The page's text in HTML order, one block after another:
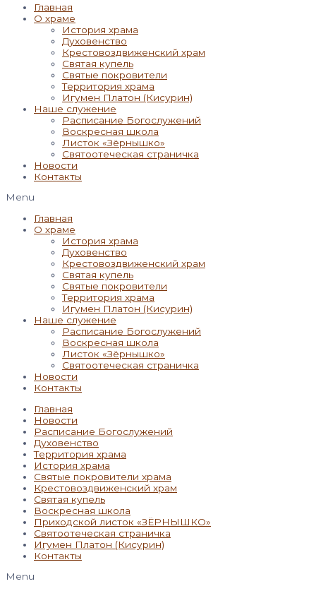
Главная
О храме
История храма
Духовенство
Крестовоздвиженский храм
Святая купель
Святые покровители
Территория храма
Игумен Платон (Кисурин)
Наше служение
Расписание Богослужений
Воскресная школа
Листок «Зёрнышко»
Святоотеческая страничка
Новости
Контакты
Menu
Главная
О храме
История храма
Духовенство
Крестовоздвиженский храм
Святая купель
Святые покровители
Территория храма
Игумен Платон (Кисурин)
Наше служение
Расписание Богослужений
Воскресная школа
Листок «Зёрнышко»
Святоотеческая страничка
Новости
Контакты
Главная
Новости
Расписание Богослужений
Духовенство
Территория храма
История храма
Святые покровители храма
Крестовоздвиженский храм
Святая купель
Воскресная школа
Приходской листок «ЗЁРНЫШКО»
Святоотеческая страничка
Игумен Платон (Кисурин)
Контакты
Menu